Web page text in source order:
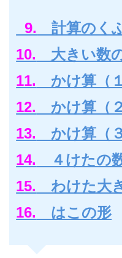
9. 計算のく
10. 大きい数
11. かけ算（１
12. かけ算（２
13. かけ算（３
14. ４けたの
15. わけた大
16. はこの形